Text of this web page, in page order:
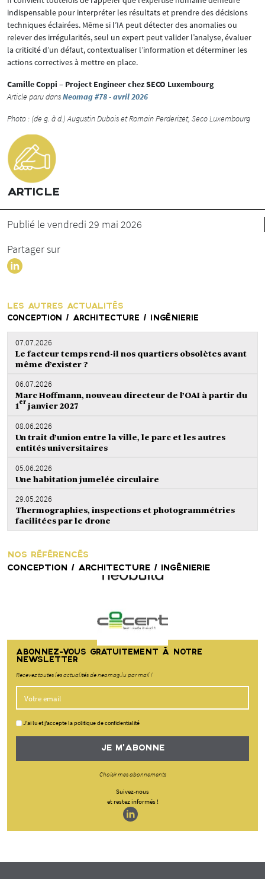
indispensable pour interpréter les résultats et prendre des décisions
techniques éclairées. Même si l’IA peut détecter des anomalies ou
relever des irrégularités, seul un expert peut valider l’analyse, évaluer
la criticité d’un défaut, contextualiser l’information et déterminer les
actions correctives à mettre en place.
Camille Coppi – Project Engineer chez SECO Luxembourg
Article paru dansNeomag #78 - avril 2026
Photo : (de g. à d.) Augustin Dubois et Romain Perderizet, Seco Luxembourg
ARTICLE
Publié le vendredi 29 mai 2026
Partager sur
LES AUTRES ACTUALITÉS
CONCEPTION / ARCHITECTURE / INGÉNIERIE
07.07.2026
Le facteur temps rend-il nos quartiers obsolètes avant
même d’exister ?
06.07.2026
Marc Hoffmann, nouveau directeur de l’OAI à partir du
1er janvier 2027
08.06.2026
Un trait d’union entre la ville, le parc et les autres
entités universitaires
05.06.2026
Une habitation jumelée circulaire
29.05.2026
Thermographies, inspections et photogrammétries
facilitées par le drone
NOS RÉFÉRENCÉS
CONCEPTION / ARCHITECTURE / INGÉNIERIE
ABONNEZ-VOUS GRATUITEMENT À NOTRE
Recevez toutes les actualités de neomag.lu par mail !
Suivez-nous
et restez informés !